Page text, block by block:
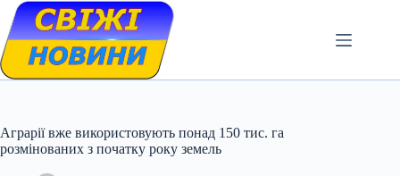
Skip
content
Аграрії вже використовують понад 150 тис. га
розмінованих з початку року земель